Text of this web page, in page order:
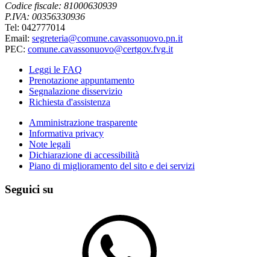
Codice fiscale: 81000630939
P.IVA: 00356330936
Tel: 042777014
Email: segreteria@comune.cavassonuovo.pn.it
PEC: comune.cavassonuovo@certgov.fvg.it
Leggi le FAQ
Prenotazione appuntamento
Segnalazione disservizio
Richiesta d'assistenza
Amministrazione trasparente
Informativa privacy
Note legali
Dichiarazione di accessibilità
Piano di miglioramento del sito e dei servizi
Seguici su